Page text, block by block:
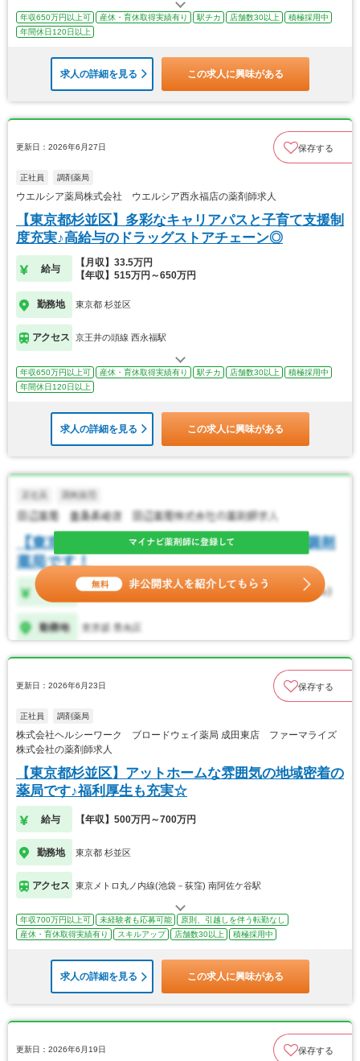
年収650万円以上可 産休・育休取得実績有り 駅チカ 店舗数30以上
積極採用中
年間休日120日以上
求人の詳細を見る この求人に興味がある
更新日：2026年6月27日 保存する
正社員 調剤薬局
ウエルシア薬局株式会社 ウエルシア西永福店の薬剤師求人
【東京都杉並区】多彩なキャリアパスと子育て支援制
度充実♪高給与のドラッグストアチェーン◎
給与
【月収】33.5万円
【年収】515万円～650万円
勤務地 東京都 杉並区
アクセス 京王井の頭線 西永福駅
年収650万円以上可 産休・育休取得実績有り 駅チカ 店舗数30以上
積極採用中
年間休日120日以上
求人の詳細を見る この求人に興味がある
更新日：2026年6月23日 保存する
正社員 調剤薬局
株式会社ヘルシーワーク ブロードウェイ薬局 成田東店 ファーマライズ
株式会社の薬剤師求人
【東京都杉並区】アットホームな雰囲気の地域密着の
薬局です♪福利厚生も充実☆
給与 【年収】500万円～700万円
勤務地 東京都 杉並区
アクセス 東京メトロ丸ノ内線(池袋－荻窪) 南阿佐ケ谷駅
年収700万円以上可 未経験者も応募可能
原則、引越しを伴う転勤なし
産休・育休取得実績有り
スキルアップ 店舗数30以上 積極採用中
求人の詳細を見る この求人に興味がある
更新日：2026年6月19日 保存する